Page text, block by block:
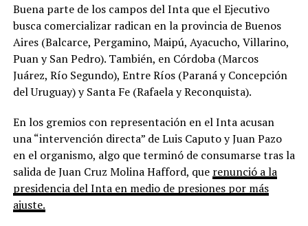
Buena parte de los campos del Inta que el Ejecutivo
busca comercializar radican en la provincia de Buenos
Aires (Balcarce, Pergamino, Maipú, Ayacucho, Villarino,
Puan y San Pedro). También, en Córdoba (Marcos
Juárez, Río Segundo), Entre Ríos (Paraná y Concepción
del Uruguay) y Santa Fe (Rafaela y Reconquista).
En los gremios con representación en el Inta acusan
una “intervención directa” de Luis Caputo y Juan Pazo
en el organismo, algo que terminó de consumarse tras la
salida de Juan Cruz Molina Hafford, que renunció a la
presidencia del Inta en medio de presiones por más
ajuste.